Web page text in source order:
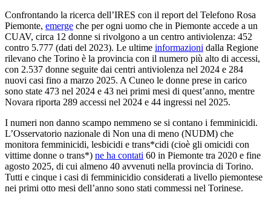
Confrontando la ricerca dell’IRES con il report del Telefono Rosa
Piemonte, emerge che per ogni uomo che in Piemonte accede a un
CUAV, circa 12 donne si rivolgono a un centro antiviolenza: 452
contro 5.777 (dati del 2023). Le ultime informazioni dalla Regione
rilevano che Torino è la provincia con il numero più alto di accessi,
con 2.537 donne seguite dai centri antiviolenza nel 2024 e 284
nuovi casi fino a marzo 2025. A Cuneo le donne prese in carico
sono state 473 nel 2024 e 43 nei primi mesi di quest’anno, mentre
Novara riporta 289 accessi nel 2024 e 44 ingressi nel 2025.
I numeri non danno scampo nemmeno se si contano i femminicidi.
L’Osservatorio nazionale di Non una di meno (NUDM) che
monitora femminicidi, lesbicidi e trans*cidi (cioè gli omicidi con
vittime donne o trans*) ne ha contati 60 in Piemonte tra 2020 e fine
agosto 2025, di cui almeno 40 avvenuti nella provincia di Torino.
Tutti e cinque i casi di femminicidio considerati a livello piemontese
nei primi otto mesi dell’anno sono stati commessi nel Torinese.